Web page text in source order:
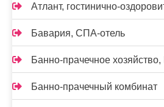
Атлант, гостинично-
Бавария, СПА-отель
Банно-прачечное
Банно-прачечный комбинат